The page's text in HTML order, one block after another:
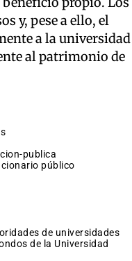
y, pese a ello, el
a la universidad
al patrimonio de
publica
público
de universidades
de la Universidad